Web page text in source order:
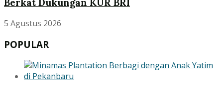
Berkat Dukungan KUR BRI
5 Agustus 2026
POPULAR